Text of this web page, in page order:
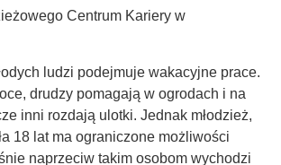
Centrum Kariery w
ludzi podejmuje wakacyjne prace.
drudzy pomagają w ogrodach i na
inni rozdają ulotki. Jednak młodzież,
18 lat ma ograniczone możliwości
naprzeciw takim osobom wychodzi